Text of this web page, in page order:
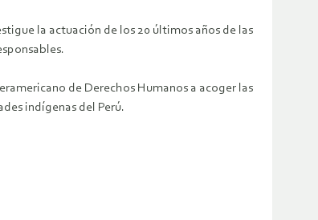
la actuación de los 20 últimos años de las
de Derechos Humanos a acoger las
indígenas del Perú.